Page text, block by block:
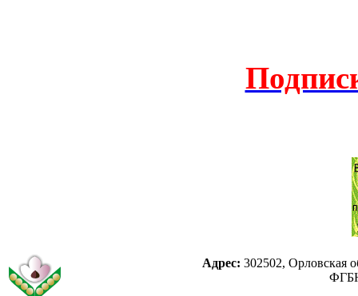
Адрес: 302502, Орловская